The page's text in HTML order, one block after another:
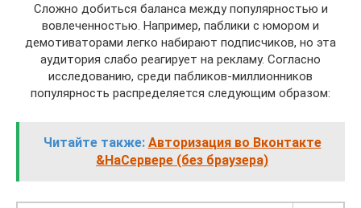
Сложно добиться баланса между популярностью и
вовлеченностью. Например, паблики с юмором и
демотиваторами легко набирают подписчиков, но эта
аудитория слабо реагирует на рекламу. Согласно
исследованию, среди пабликов-миллионников
популярность распределяется следующим образом:
Читайте также: Авторизация во Вконтакте
&НаСервере (без браузера)